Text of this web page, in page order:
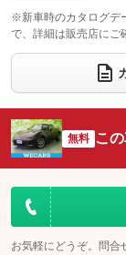
：装備なし
ウォークスルー
：装備なし
電動リアゲート
：装備なし
サイドカメラ
：装備なし
：装備なし
※新車時のカタログデ
で、詳細は販売店にご
無料 こ
お気軽にどうぞ。問合